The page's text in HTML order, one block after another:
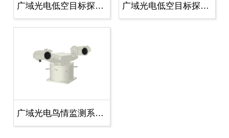
广域光电低空目标探测与跟踪报警系统.. 广域光电低空目标探测与跟踪报警系统..
广域光电鸟情监测系统 白天版